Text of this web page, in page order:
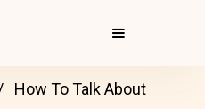
How To Talk About